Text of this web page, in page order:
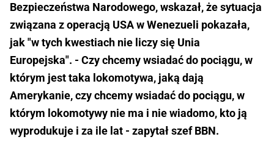
Bezpieczeństwa Narodowego, wskazał, że sytuacja
związana z operacją USA w Wenezueli pokazała,
jak "w tych kwestiach nie liczy się Unia
Europejska". - Czy chcemy wsiadać do pociągu, w
którym jest taka lokomotywa, jaką dają
Amerykanie, czy chcemy wsiadać do pociągu, w
którym lokomotywy nie ma i nie wiadomo, kto ją
wyprodukuje i za ile lat - zapytał szef BBN.